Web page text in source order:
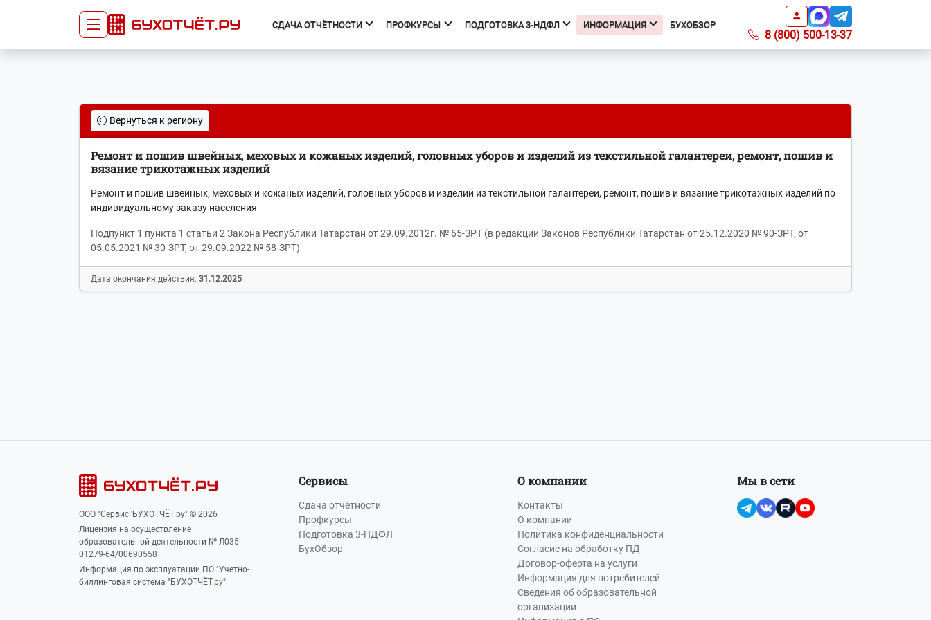
СДАЧА ОТЧЁТНОСТИ ПРОФКУРСЫ ПОДГОТОВКА 3-НДФЛ ИНФОРМАЦИЯ БУХОБЗОР
8 (800) 500-13-37
Главная
Сдать отчёт
Тарифы
Оплата
Список курсов
организации
Начало
Получить вычет
Мастер 3-НДФЛ
Подкаст БухОбзор
Получить доверенность
Справочник ИФНС
Список регионов с ПСН по
Вопросы-ответы
Вернуться к региону
Ремонт и пошив швейных, меховых и кожаных изделий, головных уборов и изделий из текстильной галантереи, ремонт, пошив и
вязание трикотажных изделий
Ремонт и пошив швейных, меховых и кожаных изделий, головных уборов и изделий из текстильной галантереи, ремонт, пошив и вязание трикотажных изделий по
индивидуальному заказу населения
Подпункт 1 пункта 1 статьи 2 Закона Республики Татарстан от 29.09.2012г. № 65-ЗРТ (в редакции Законов Республики Татарстан от 25.12.2020 № 90-ЗРТ, от
05.05.2021 № 30-ЗРТ, от 29.09.2022 № 58-ЗРТ)
Дата окончания действия: 31.12.2025
ООО "Сервис 'БУХОТЧЁТ.ру" © 2026
Лицензия на осуществление
образовательной деятельности № Л035-
01279-64/00690558
Информация по эксплуатации ПО "Учетно-
биллинговая система "БУХОТЧЁТ.ру"
Сервисы
Сдача отчётности
Профкурсы
Подготовка 3-НДФЛ
БухОбзор
О компании
Контакты
О компании
Политика конфиденциальности
Согласие на обработку ПД
Договор-оферта на услуги
Информация для потребителей
Сведения об образовательной
организации
Мы в сети